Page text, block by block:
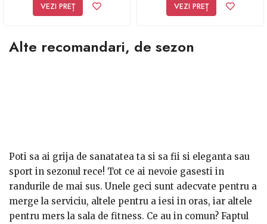
VEZI PREȚ VEZI PREȚ
Alte recomandari, de sezon
Poti sa ai grija de sanatatea ta si sa fii si eleganta sau
sport in sezonul rece! Tot ce ai nevoie gasesti in
randurile de mai sus. Unele geci sunt adecvate pentru a
merge la serviciu, altele pentru a iesi in oras, iar altele
pentru mers la sala de fitness. Ce au in comun? Faptul